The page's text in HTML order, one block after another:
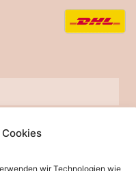
wir Technologien wie